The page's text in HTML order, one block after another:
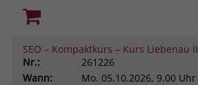
SEO – Kompaktkurs – Kurs Liebenau II
Nr.:
261226
Wann:
Mo. 05.10.2026, 9.00 Uhr